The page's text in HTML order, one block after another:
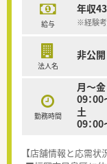
給与
年収
※経験
法人名
非公開
勤務時間
月～
09：00
09：00
【店舗情報と応需状